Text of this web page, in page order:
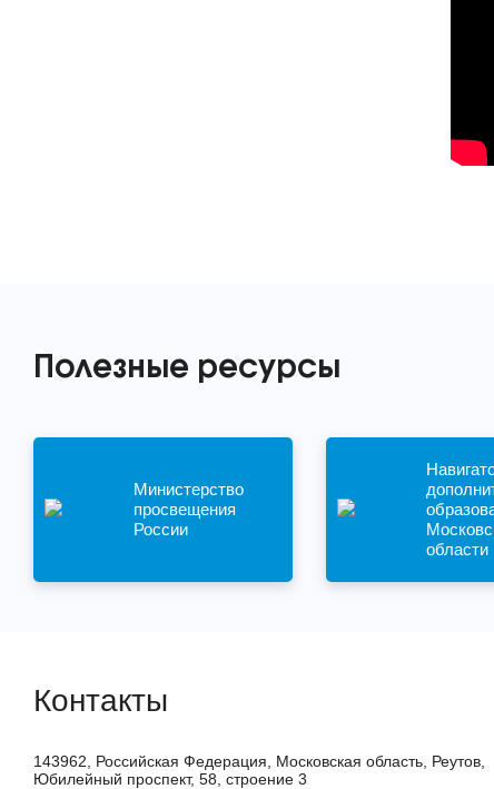
Полезные ресурсы
Министерство
просвещения
России
области
Контакты
143962, Российская Федерация, Московская область, Реутов,
Юбилейный проспект, 58, строение 3